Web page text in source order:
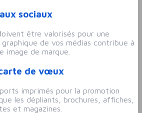
sociaux
être valorisés pour une
graphique de vos médias contribue à
image de marque.
de vœux
imprimés pour la promotion
les dépliants, brochures, affiches,
et magazines.